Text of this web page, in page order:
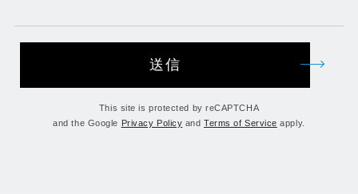
送信
This site is protected by reCAPTCHA
and the Google Privacy Policy andTerms of Service apply.